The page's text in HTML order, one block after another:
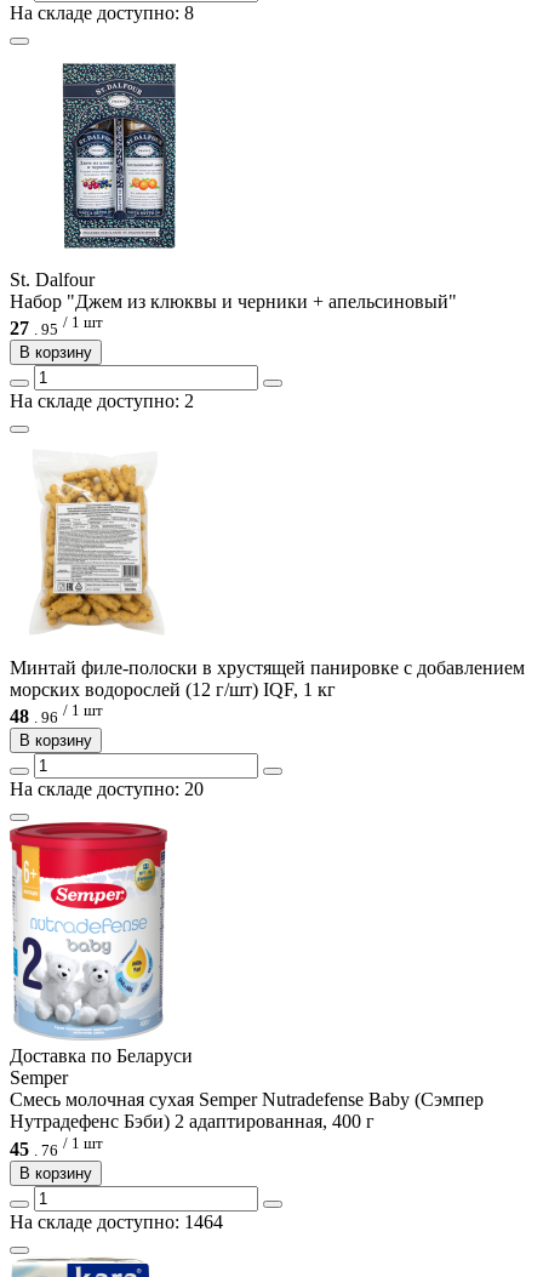
На складе доступно: 8
St. Dalfour
Набор "Джем из клюквы и черники + апельсиновый"
27 . 95 / 1 шт
В корзину
На складе доступно: 2
Минтай филе-полоски в хрустящей панировке с добавлением
морских водорослей (12 г/шт) IQF, 1 кг
48 . 96 / 1 шт
В корзину
На складе доступно: 20
Доcтавка по Беларуси
Semper
Смесь молочная сухая Semper Nutradefense Baby (Сэмпер
Нутрадефенс Бэби) 2 адаптированная, 400 г
45
76 / 1 шт
В корзину
На складе доступно: 1464